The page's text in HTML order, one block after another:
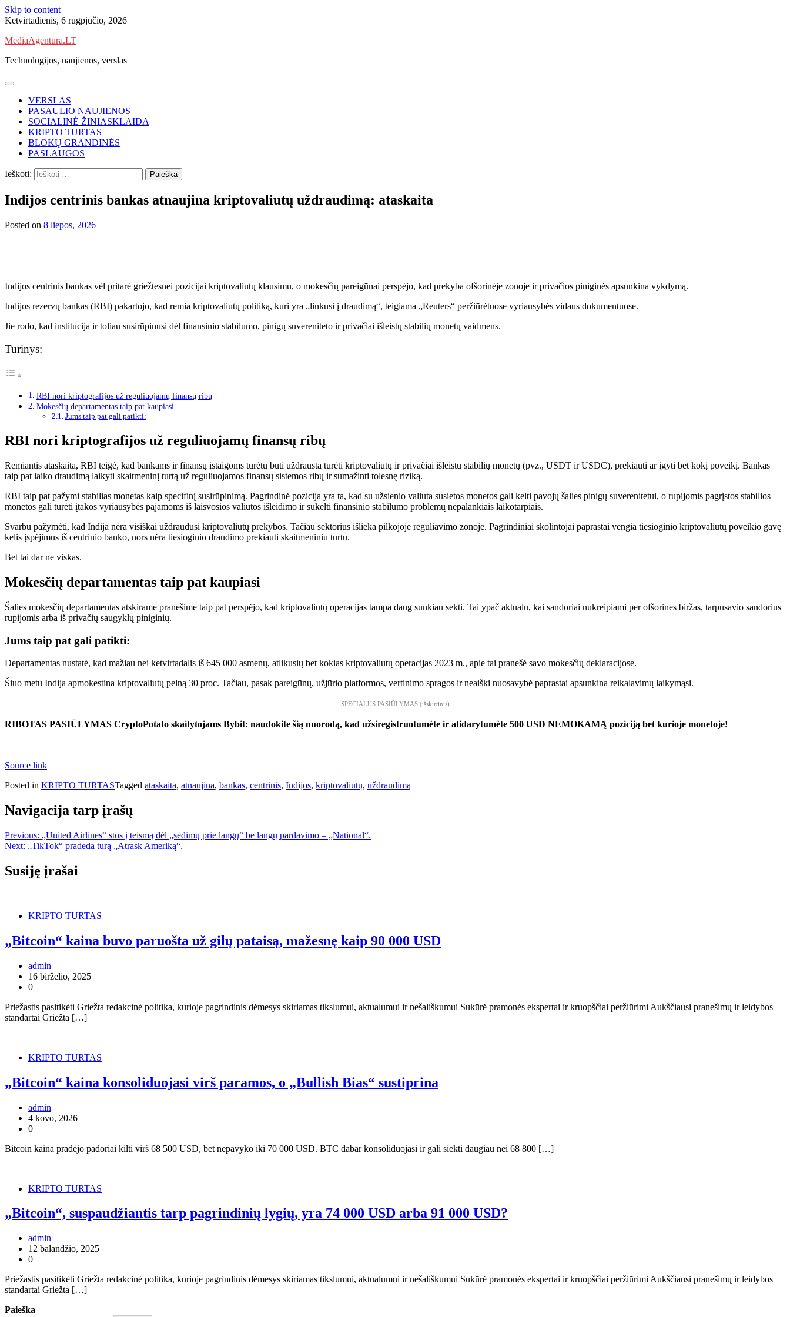
Skip to content
Ketvirtadienis, 6 rugpjūčio, 2026
MediaAgentūra.LT
Technologijos, naujienos, verslas
VERSLAS
PASAULIO NAUJIENOS
SOCIALINĖ ŽINIASKLAIDA
KRIPTO TURTAS
BLOKŲ GRANDINĖS
PASLAUGOS
Ieškoti:
Indijos centrinis bankas atnaujina kriptovaliutų uždraudimą: ataskaita
Posted on 8 liepos, 2026
Indijos centrinis bankas vėl pritarė griežtesnei pozicijai kriptovaliutų klausimu, o mokesčių pareigūnai perspėjo, kad prekyba ofšorinėje zonoje ir privačios piniginės apsunkina vykdymą.
Indijos rezervų bankas (RBI) pakartojo, kad remia kriptovaliutų politiką, kuri yra „linkusi į draudimą“, teigiama „Reuters“ peržiūrėtuose vyriausybės vidaus dokumentuose.
Jie rodo, kad institucija ir toliau susirūpinusi dėl finansinio stabilumo, pinigų suvereniteto ir privačiai išleistų stabilių monetų vaidmens.
Turinys:
RBI nori kriptografijos už reguliuojamų finansų ribų
Mokesčių departamentas taip pat kaupiasi
Jums taip pat gali patikti:
RBI nori kriptografijos už reguliuojamų finansų ribų
Remiantis ataskaita, RBI teigė, kad bankams ir finansų įstaigoms turėtų būti uždrausta turėti kriptovaliutų ir privačiai išleistų stabilių monetų (pvz., USDT ir USDC), prekiauti ar įgyti bet kokį poveikį. Bankas
taip pat laiko draudimą laikyti skaitmeninį turtą už reguliuojamos finansų sistemos ribų ir sumažinti tolesnę riziką.
RBI taip pat pažymi stabilias monetas kaip specifinį susirūpinimą. Pagrindinė pozicija yra ta, kad su užsienio valiuta susietos monetos gali kelti pavojų šalies pinigų suverenitetui, o rupijomis pagrįstos stabilios
monetos gali turėti įtakos vyriausybės pajamoms iš laisvosios valiutos išleidimo ir sukelti finansinio stabilumo problemų nepalankiais laikotarpiais.
Svarbu pažymėti, kad Indija nėra visiškai uždraudusi kriptovaliutų prekybos. Tačiau sektorius išlieka pilkojoje reguliavimo zonoje. Pagrindiniai skolintojai paprastai vengia tiesioginio kriptovaliutų poveikio gavę
kelis įspėjimus iš centrinio banko, nors nėra tiesioginio draudimo prekiauti skaitmeniniu turtu.
Bet tai dar ne viskas.
Mokesčių departamentas taip pat kaupiasi
Šalies mokesčių departamentas atskirame pranešime taip pat perspėjo, kad kriptovaliutų operacijas tampa daug sunkiau sekti. Tai ypač aktualu, kai sandoriai nukreipiami per ofšorines biržas, tarpusavio sandorius
rupijomis arba iš privačių saugyklų piniginių.
Jums taip pat gali patikti:
Departamentas nustatė, kad mažiau nei ketvirtadalis iš 645 000 asmenų, atlikusių bet kokias kriptovaliutų operacijas 2023 m., apie tai pranešė savo mokesčių deklaracijose.
Šiuo metu Indija apmokestina kriptovaliutų pelną 30 proc. Tačiau, pasak pareigūnų, užjūrio platformos, vertinimo spragos ir neaiški nuosavybė paprastai apsunkina reikalavimų laikymąsi.
SPECIALUS PASIŪLYMAS (išskirtinis)
RIBOTAS PASIŪLYMAS CryptoPotato skaitytojams Bybit: naudokite šią nuorodą, kad užsiregistruotumėte ir atidarytumėte 500 USD NEMOKAMĄ poziciją bet kurioje monetoje!
Source link
Posted in KRIPTO TURTASTagged ataskaita, atnaujina, bankas, centrinis, Indijos, kriptovaliutų, uždraudimą
Navigacija tarp įrašų
Previous: „United Airlines“ stos į teismą dėl „sėdimų prie langų“ be langų pardavimo – „National“.
Next: „TikTok“ pradeda turą „Atrask Ameriką“.
Susiję įrašai
KRIPTO TURTAS
„Bitcoin“ kaina buvo paruošta už gilų pataisą, mažesnę kaip 90 000 USD
admin
16 birželio, 2025
0
Priežastis pasitikėti Griežta redakcinė politika, kurioje pagrindinis dėmesys skiriamas tikslumui, aktualumui ir nešališkumui Sukūrė pramonės ekspertai ir kruopščiai peržiūrimi Aukščiausi pranešimų ir leidybos
standartai Griežta […]
KRIPTO TURTAS
„Bitcoin“ kaina konsoliduojasi virš paramos, o „Bullish Bias“ sustiprina
admin
4 kovo, 2026
0
Bitcoin kaina pradėjo padoriai kilti virš 68 500 USD, bet nepavyko iki 70 000 USD. BTC dabar konsoliduojasi ir gali siekti daugiau nei 68 800 […]
KRIPTO TURTAS
„Bitcoin“, suspaudžiantis tarp pagrindinių lygių, yra 74 000 USD arba 91 000 USD?
admin
12 balandžio, 2025
0
Priežastis pasitikėti Griežta redakcinė politika, kurioje pagrindinis dėmesys skiriamas tikslumui, aktualumui ir nešališkumui Sukūrė pramonės ekspertai ir kruopščiai peržiūrimi Aukščiausi pranešimų ir leidybos
standartai Griežta […]
Paieška